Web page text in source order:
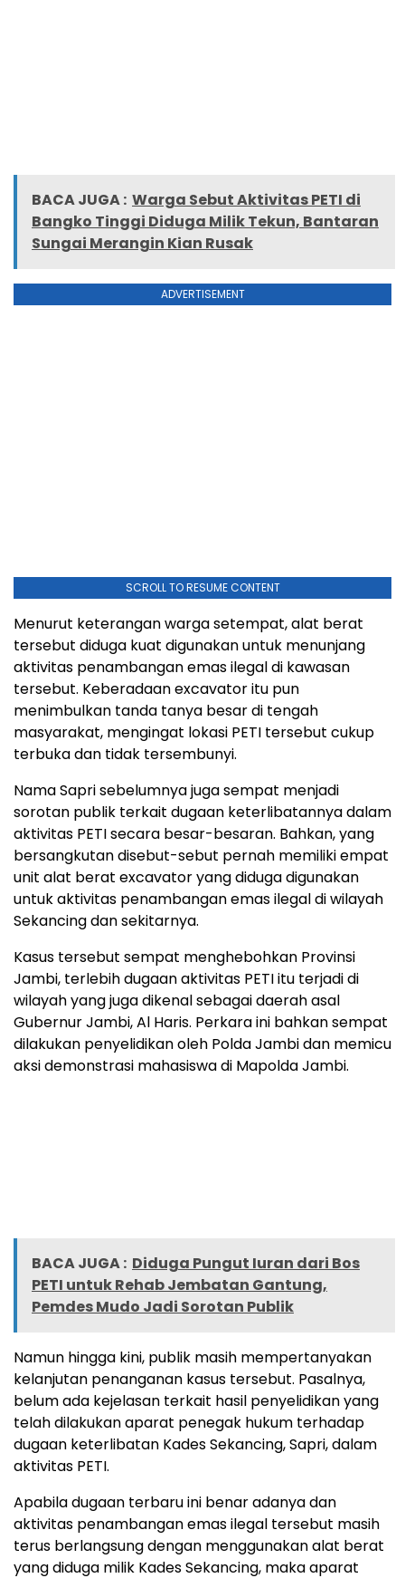
BACA JUGA : Warga Sebut Aktivitas PETI di
Bangko Tinggi Diduga Milik Tekun, Bantaran
Sungai Merangin Kian Rusak
ADVERTISEMENT
SCROLL TO RESUME CONTENT
Menurut keterangan warga setempat, alat berat
tersebut diduga kuat digunakan untuk menunjang
aktivitas penambangan emas ilegal di kawasan
tersebut. Keberadaan excavator itu pun
menimbulkan tanda tanya besar di tengah
masyarakat, mengingat lokasi PETI tersebut cukup
terbuka dan tidak tersembunyi.
Nama Sapri sebelumnya juga sempat menjadi
sorotan publik terkait dugaan keterlibatannya dalam
aktivitas PETI secara besar-besaran. Bahkan, yang
bersangkutan disebut-sebut pernah memiliki empat
unit alat berat excavator yang diduga digunakan
untuk aktivitas penambangan emas ilegal di wilayah
Sekancing dan sekitarnya.
Kasus tersebut sempat menghebohkan Provinsi
Jambi, terlebih dugaan aktivitas PETI itu terjadi di
wilayah yang juga dikenal sebagai daerah asal
Gubernur Jambi, Al Haris. Perkara ini bahkan sempat
dilakukan penyelidikan oleh Polda Jambi dan memicu
aksi demonstrasi mahasiswa di Mapolda Jambi.
BACA JUGA : Diduga Pungut Iuran dari Bos
PETI untuk Rehab Jembatan Gantung,
Pemdes Mudo Jadi Sorotan Publik
Namun hingga kini, publik masih mempertanyakan
kelanjutan penanganan kasus tersebut. Pasalnya,
belum ada kejelasan terkait hasil penyelidikan yang
telah dilakukan aparat penegak hukum terhadap
dugaan keterlibatan Kades Sekancing, Sapri, dalam
aktivitas PETI.
Apabila dugaan terbaru ini benar adanya dan
aktivitas penambangan emas ilegal tersebut masih
terus berlangsung dengan menggunakan alat berat
yang diduga milik Kades Sekancing, maka aparat